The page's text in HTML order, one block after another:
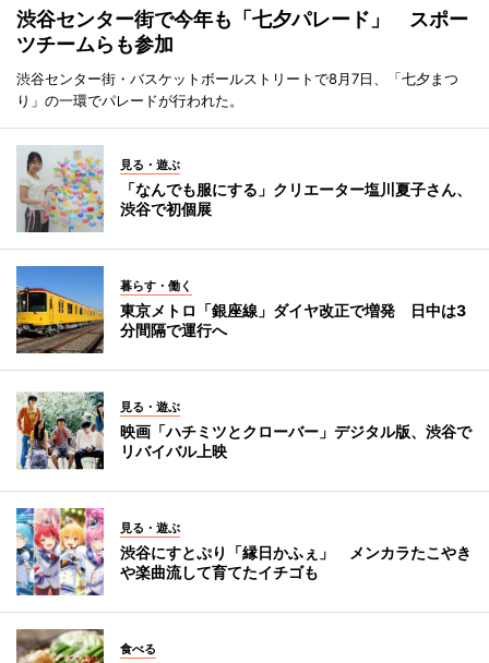
渋谷センター街で今年も「七夕パレード」 スポー
ツチームらも参加
渋谷センター街・バスケットボールストリートで8月7日、「七夕まつ
り」の一環でパレードが行われた。
見る・遊ぶ
「なんでも服にする」クリエーター塩川夏子さん、
渋谷で初個展
暮らす・働く
東京メトロ「銀座線」ダイヤ改正で増発 日中は3
分間隔で運行へ
見る・遊ぶ
映画「ハチミツとクローバー」デジタル版、渋谷で
リバイバル上映
見る・遊ぶ
渋谷にすとぷり「縁日かふぇ」 メンカラたこやき
や楽曲流して育てたイチゴも
食べる